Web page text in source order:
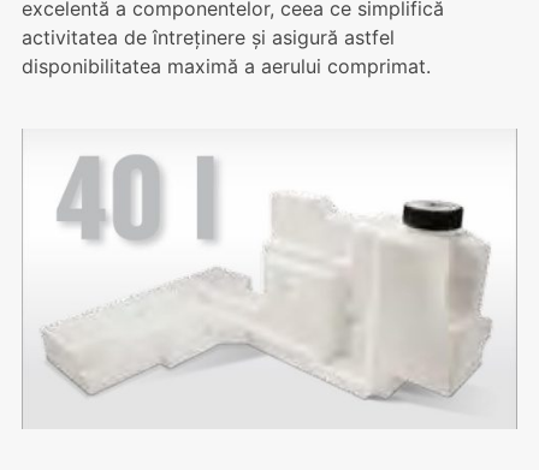
excelentă a componentelor, ceea ce simplifică
activitatea de întreținere și asigură astfel
disponibilitatea maximă a aerului comprimat.